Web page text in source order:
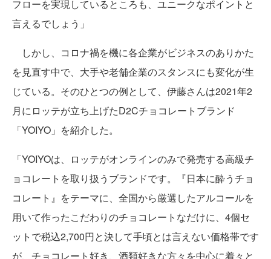
フローを実現しているところも、ユニークなポイントと
言えるでしょう」
しかし、コロナ禍を機に各企業がビジネスのありかた
を見直す中で、大手や老舗企業のスタンスにも変化が生
じている。そのひとつの例として、伊藤さんは2021年2
月にロッテが立ち上げたD2Cチョコレートブランド
「YOIYO」を紹介した。
「YOIYOは、ロッテがオンラインのみで発売する高級チ
ョコレートを取り扱うブランドです。『日本に酔うチョ
コレート』をテーマに、全国から厳選したアルコールを
用いて作ったこだわりのチョコレートなだけに、4個セ
ットで税込2,700円と決して手頃とは言えない価格帯です
が、チョコレート好き、酒類好きな方々を中心に着々と